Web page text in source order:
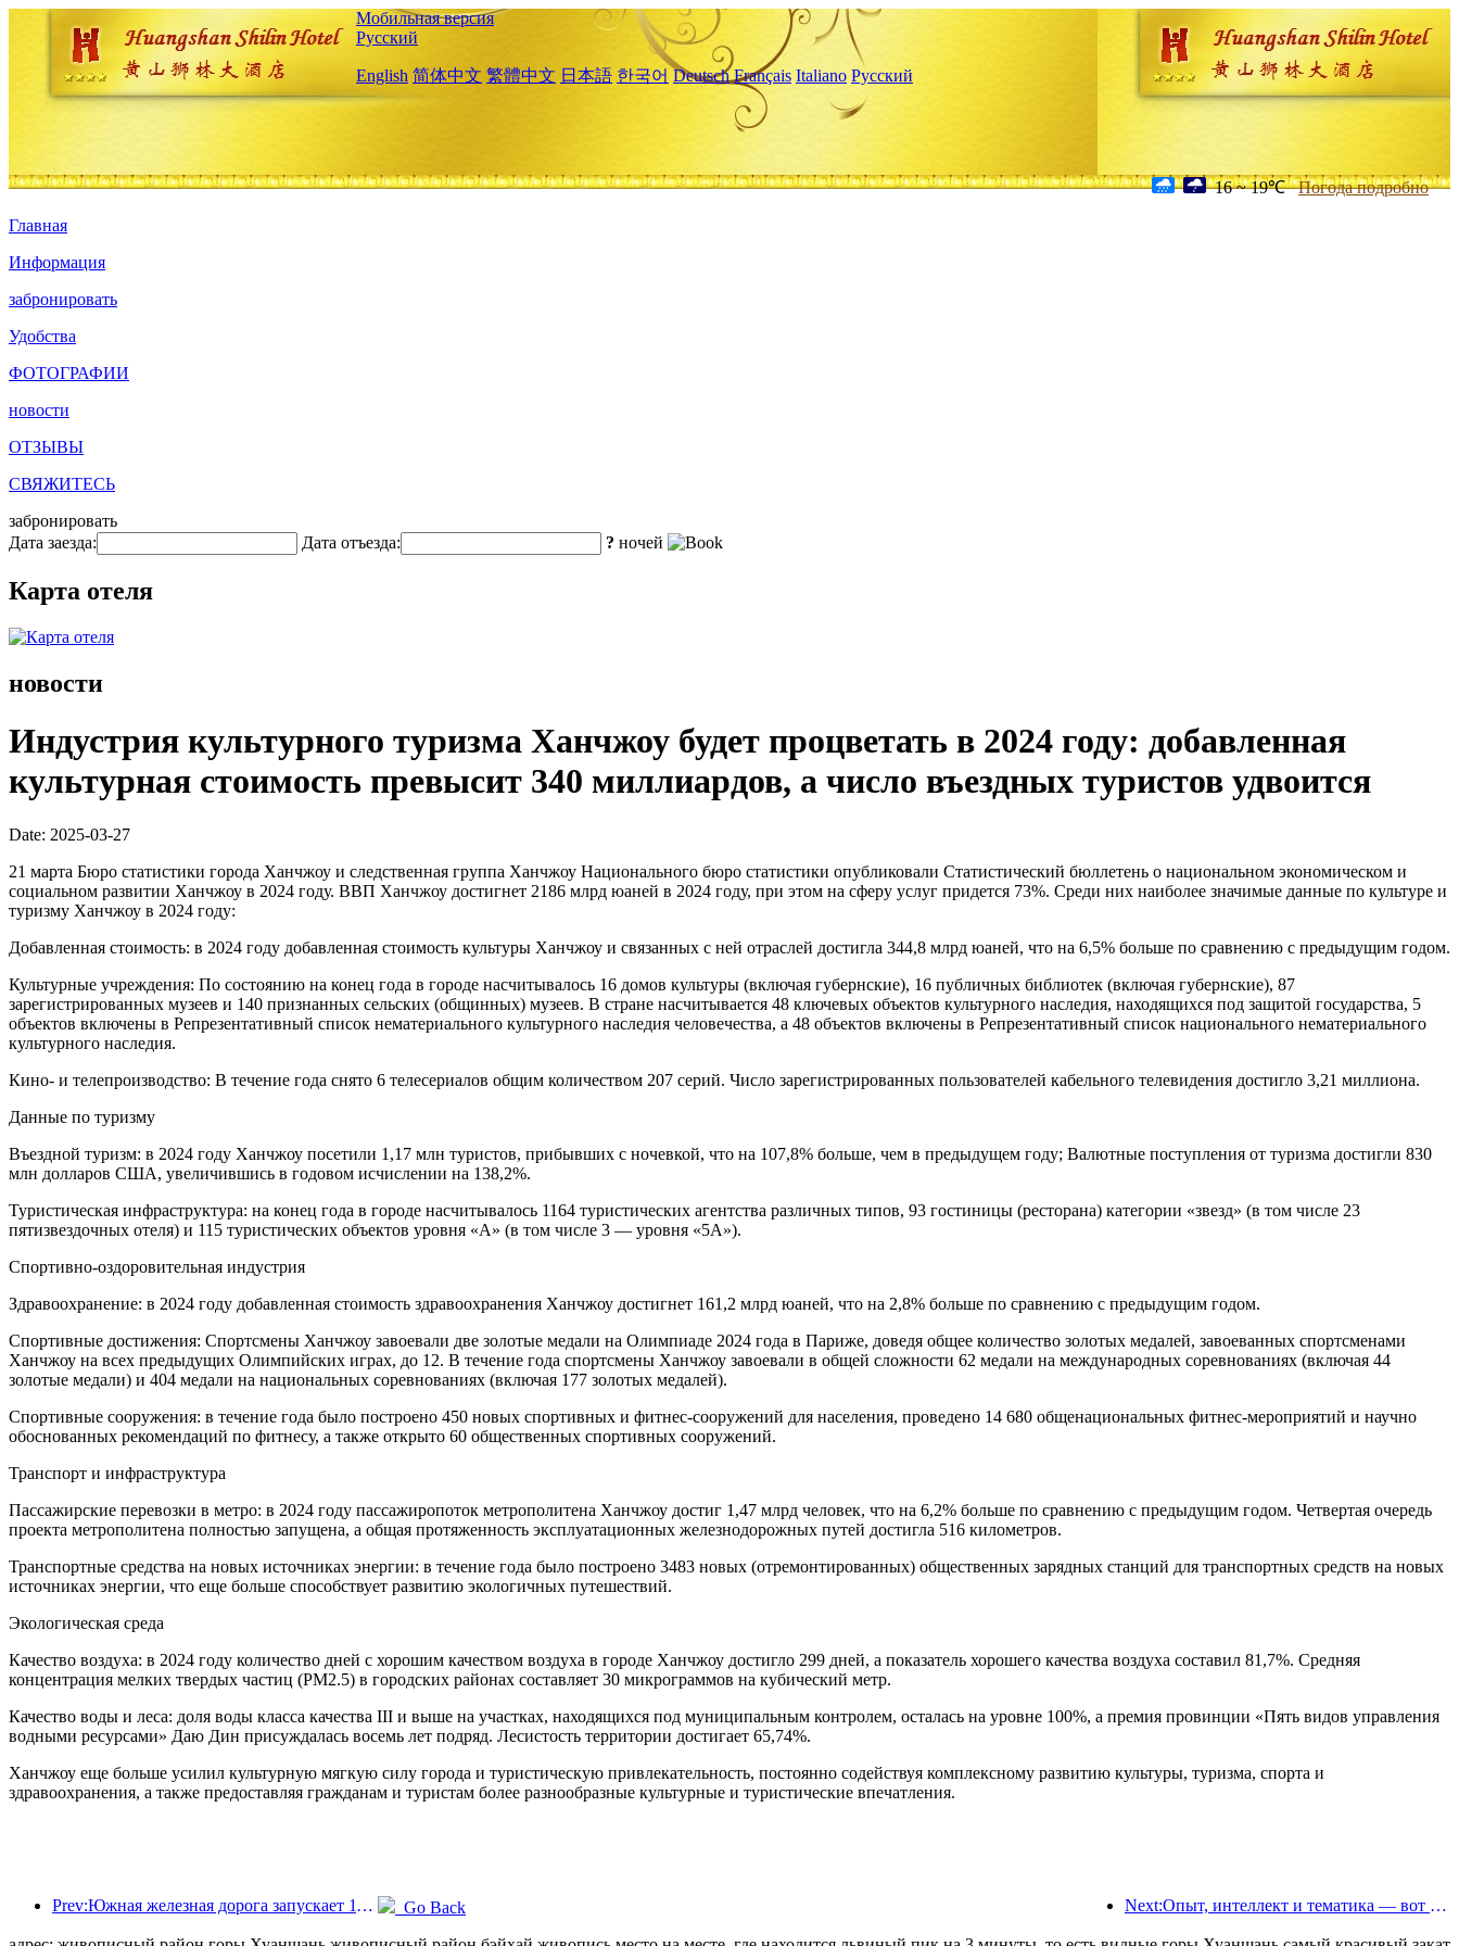
Мобильная версия
Русский
English 简体中文 繁體中文 日本語 한국어 Deutsch Français Italiano Русский
16 ~ 19℃ Погода подробно
Главная
Информация
забронировать
Удобства
ФОТОГРАФИИ
новости
ОТЗЫВЫ
СВЯЖИТЕСЬ
забронировать
Дата заезда:
Дата отъезда: ? ночей
Карта отеля
новости
Индустрия культурного туризма Ханчжоу будет процветать в 2024 году: добавленная
культурная стоимость превысит 340 миллиардов, а число въездных туристов удвоится
Date: 2025-03-27
21 марта Бюро статистики города Ханчжоу и следственная группа Ханчжоу Национального бюро статистики опубликовали Статистический бюллетень о национальном экономическом и
социальном развитии Ханчжоу в 2024 году. ВВП Ханчжоу достигнет 2186 млрд юаней в 2024 году, при этом на сферу услуг придется 73%. Среди них наиболее значимые данные по культуре и
туризму Ханчжоу в 2024 году:
Добавленная стоимость: в 2024 году добавленная стоимость культуры Ханчжоу и связанных с ней отраслей достигла 344,8 млрд юаней, что на 6,5% больше по сравнению с предыдущим годом.
Культурные учреждения: По состоянию на конец года в городе насчитывалось 16 домов культуры (включая губернские), 16 публичных библиотек (включая губернские), 87
зарегистрированных музеев и 140 признанных сельских (общинных) музеев. В стране насчитывается 48 ключевых объектов культурного наследия, находящихся под защитой государства, 5
объектов включены в Репрезентативный список нематериального культурного наследия человечества, а 48 объектов включены в Репрезентативный список национального нематериального
культурного наследия.
Кино- и телепроизводство: В течение года снято 6 телесериалов общим количеством 207 серий. Число зарегистрированных пользователей кабельного телевидения достигло 3,21 миллиона.
Данные по туризму
Въездной туризм: в 2024 году Ханчжоу посетили 1,17 млн туристов, прибывших с ночевкой, что на 107,8% больше, чем в предыдущем году; Валютные поступления от туризма достигли 830
млн долларов США, увеличившись в годовом исчислении на 138,2%.
Туристическая инфраструктура: на конец года в городе насчитывалось 1164 туристических агентства различных типов, 93 гостиницы (ресторана) категории «звезд» (в том числе 23
пятизвездочных отеля) и 115 туристических объектов уровня «А» (в том числе 3 — уровня «5А»).
Спортивно-оздоровительная индустрия
Здравоохранение: в 2024 году добавленная стоимость здравоохранения Ханчжоу достигнет 161,2 млрд юаней, что на 2,8% больше по сравнению с предыдущим годом.
Спортивные достижения: Спортсмены Ханчжоу завоевали две золотые медали на Олимпиаде 2024 года в Париже, доведя общее количество золотых медалей, завоеванных спортсменами
Ханчжоу на всех предыдущих Олимпийских играх, до 12. В течение года спортсмены Ханчжоу завоевали в общей сложности 62 медали на международных соревнованиях (включая 44
золотые медали) и 404 медали на национальных соревнованиях (включая 177 золотых медалей).
Спортивные сооружения: в течение года было построено 450 новых спортивных и фитнес-сооружений для населения, проведено 14 680 общенациональных фитнес-мероприятий и научно
обоснованных рекомендаций по фитнесу, а также открыто 60 общественных спортивных сооружений.
Транспорт и инфраструктура
Пассажирские перевозки в метро: в 2024 году пассажиропоток метрополитена Ханчжоу достиг 1,47 млрд человек, что на 6,2% больше по сравнению с предыдущим годом. Четвертая очередь
проекта метрополитена полностью запущена, а общая протяженность эксплуатационных железнодорожных путей достигла 516 километров.
Транспортные средства на новых источниках энергии: в течение года было построено 3483 новых (отремонтированных) общественных зарядных станций для транспортных средств на новых
источниках энергии, что еще больше способствует развитию экологичных путешествий.
Экологическая среда
Качество воздуха: в 2024 году количество дней с хорошим качеством воздуха в городе Ханчжоу достигло 299 дней, а показатель хорошего качества воздуха составил 81,7%. Средняя
концентрация мелких твердых частиц (PM2.5) в городских районах составляет 30 микрограммов на кубический метр.
Качество воды и леса: доля воды класса качества III и выше на участках, находящихся под муниципальным контролем, осталась на уровне 100%, а премия провинции «Пять видов управления
водными ресурсами» Даю Дин присуждалась восемь лет подряд. Лесистость территории достигает 65,74%.
Ханчжоу еще больше усилил культурную мягкую силу города и туристическую привлекательность, постоянно содействуя комплексному развитию культуры, туризма, спорта и
здравоохранения, а также предоставляя гражданам и туристам более разнообразные культурные и туристические впечатления.
Prev:Южная железная дорога запускает 11 новых видов билетов для содействия комплексному развитию транспорта и туризма в провинциях Фуцзянь и Цзянси Next:Опыт, интеллект и тематика — вот решения для отелей новой эпохи
Go Back